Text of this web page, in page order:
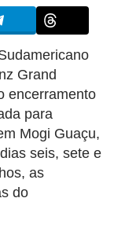
Grand
encerramento
para
Mogi Guaçu,
seis, sete e
as
do